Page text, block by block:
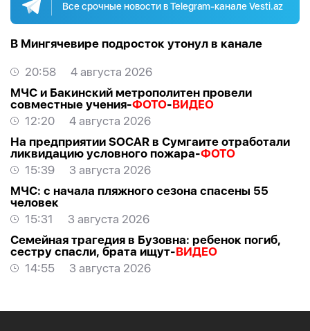
Все срочные новости в Telegram-канале Vesti.az
В Мингячевире подросток утонул в канале
20:58
4 августа 2026
МЧС и Бакинский метрополитен провели
совместные учения-ФОТО-ВИДЕО
12:20
4 августа 2026
На предприятии SOCAR в Сумгаите отработали
ликвидацию условного пожара-ФОТО
15:39
3 августа 2026
МЧС: с начала пляжного сезона спасены 55
человек
15:31
3 августа 2026
Семейная трагедия в Бузовна: ребенок погиб,
сестру спасли, брата ищут-ВИДЕО
14:55
3 августа 2026